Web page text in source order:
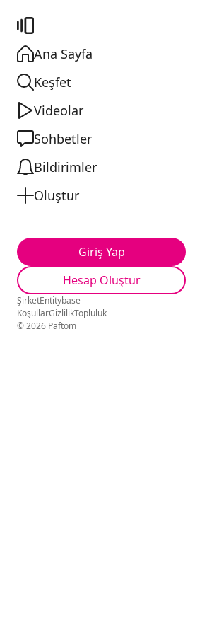
Ana Sayfa
Keşfet
Videolar
Sohbetler
Bildirimler
Oluştur
Giriş Yap
Hesap Oluştur
ŞirketEntitybase
KoşullarGizlilikTopluluk
© 2026 Paftom